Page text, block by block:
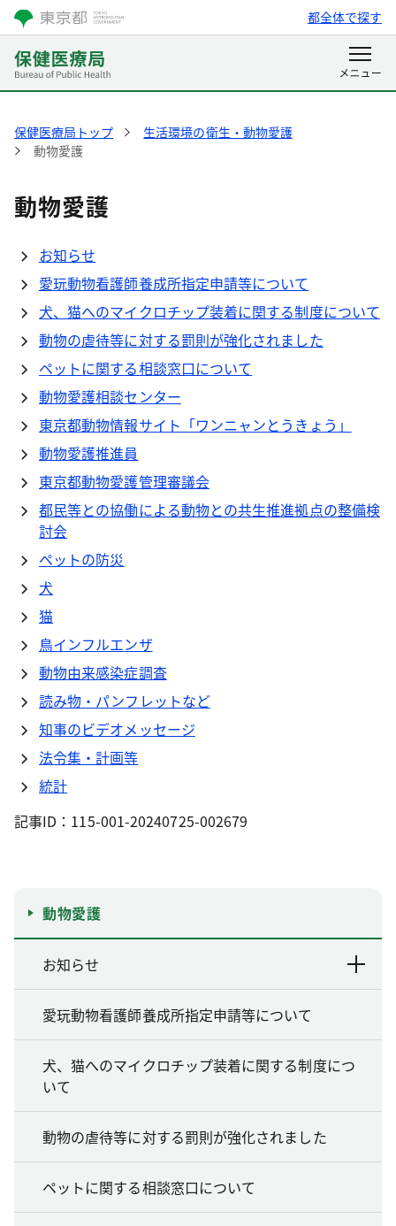
都全体で探す
保健医療局トップ
生活環境の衛生・動物愛護
動物愛護
動物愛護
お知らせ
愛玩動物看護師養成所指定申請等について
犬、猫へのマイクロチップ装着に関する制度について
動物の虐待等に対する罰則が強化されました
ペットに関する相談窓口について
動物愛護相談センター
東京都動物情報サイト「ワンニャンとうきょう」
動物愛護推進員
東京都動物愛護管理審議会
都民等との協働による動物との共生推進拠点の整備検
討会
ペットの防災
犬
猫
鳥インフルエンザ
動物由来感染症調査
読み物・パンフレットなど
知事のビデオメッセージ
法令集・計画等
統計
記事ID：115-001-20240725-002679
動物愛護
お知らせ
愛玩動物看護師養成所指定申請等について
犬、猫へのマイクロチップ装着に関する制度につ
いて
動物の虐待等に対する罰則が強化されました
ペットに関する相談窓口について